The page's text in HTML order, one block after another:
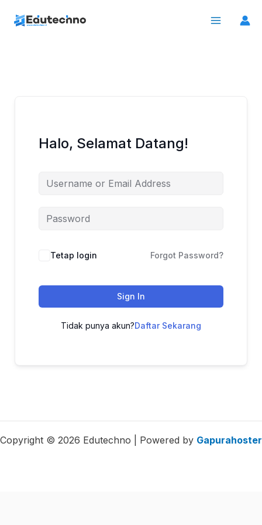
Halo, Selamat Datang!
Tetap login Forgot Password?
Sign In
Tidak punya akun?Daftar Sekarang
Copyright © 2026 Edutechno | Powered by Gapurahoster